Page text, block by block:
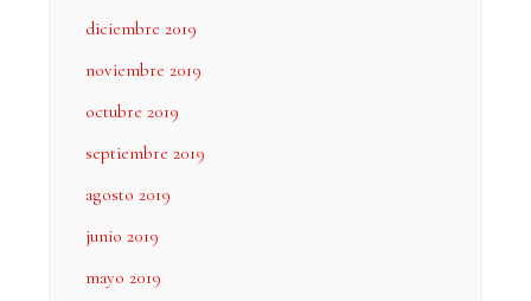
diciembre 2019
noviembre 2019
octubre 2019
septiembre 2019
agosto 2019
junio 2019
mayo 2019